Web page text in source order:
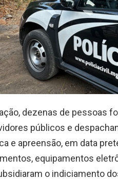
dezenas de pessoas
públicos e
e apreensão, em data
equipamentos
o indiciamento